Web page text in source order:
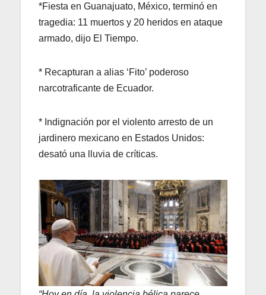
*Fiesta en Guanajuato, México, terminó en
tragedia: 11 muertos y 20 heridos en ataque
armado, dijo El Tiempo.
* Recapturan a alias ‘Fito’ poderoso
narcotraficante de Ecuador.
* Indignación por el violento arresto de un
jardinero mexicano en Estados Unidos:
desató una lluvia de críticas.